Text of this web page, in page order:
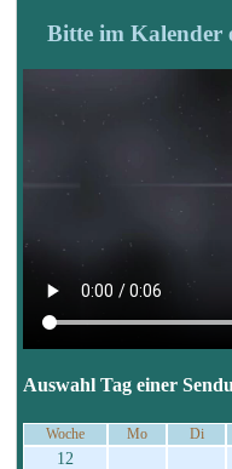
Bitte im Kalender
Auswahl Tag einer
Woche Mo Di
12